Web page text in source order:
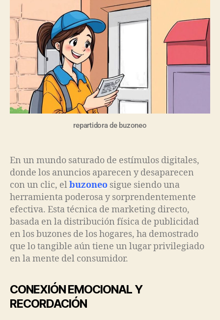
repartidora de buzoneo
En un mundo saturado de estímulos digitales,
donde los anuncios aparecen y desaparecen
con un clic, elbuzoneo sigue siendo una
herramienta poderosa y sorprendentemente
efectiva. Esta técnica de marketing directo,
basada en la distribución física de publicidad
en los buzones de los hogares, ha demostrado
que lo tangible aún tiene un lugar privilegiado
en la mente del consumidor.
CONEXIÓN EMOCIONAL Y
RECORDACIÓN